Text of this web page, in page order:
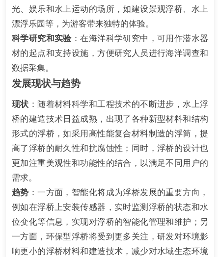
光、娱乐和水上运动的场所，如建设景观浮桥、水上
漂浮乐园等，为游客带来独特的体验。
科学研究和实验：在海洋科学研究中，可用作潜水器
材的起点和支持设施，方便研究人员进行海洋调查和
数据采集。
发展现状与趋势
现状 ：随着材料科学和工程技术的不断进步，水上浮
桥的建造技术日益成熟，出现了各种新型材料和结构
形式的浮桥，如采用高性能复合材料制造的浮筒，提
高了浮桥的耐久性和抗腐蚀性；同时，浮桥的设计也
更加注重美观性和功能性的结合，以满足不同用户的
需求。
趋势 ：一方面，智能化将成为浮桥发展的重要方向，
例如在浮桥上安装传感器，实时监测浮桥的状态和水
位变化等信息，实现对浮桥的智能化管理和维护；另
一方面，环保型浮桥将受到更多关注，研发对环境影
响更小的浮桥材料和建造技术，减少对水域生态环境